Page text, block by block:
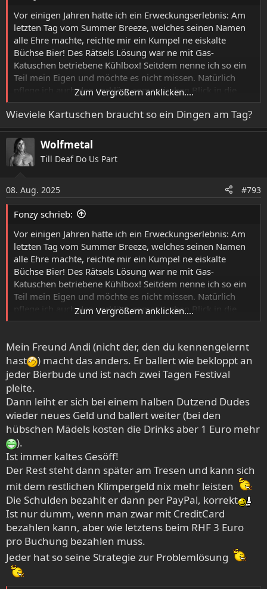
Vor einigen Jahren hatte ich ein Erweckungserlebnis: Am
letzten Tag vom Summer Breeze, welches seinen Namen
alle Ehre machte, reichte mir ein Kumpel ne eiskalte
Büchse Bier! Des Rätsels Lösung war ne mit Gas-
Katuschen betriebene Kühlbox! Seitdem nenne ich so ein
Teil mein Eigen und möchte es nicht missen. Natürlich
pflege ich auch den verklärt- romantischen Blick in die
Vergangenheit, aber auf den Luxus 'immer kaltes Bier'
möchte ich nie und nimmer mehr verzichten!
Zum Vergrößern anklicken....
Wieviele Kartuschen braucht so ein Dingen am Tag?
Wolfmetal
Till Deaf Do Us Part
08. Aug. 2025 #793
Fonzy schrieb:
Vor einigen Jahren hatte ich ein Erweckungserlebnis: Am
letzten Tag vom Summer Breeze, welches seinen Namen
alle Ehre machte, reichte mir ein Kumpel ne eiskalte
Büchse Bier! Des Rätsels Lösung war ne mit Gas-
Katuschen betriebene Kühlbox! Seitdem nenne ich so ein
Teil mein Eigen und möchte es nicht missen. Natürlich
pflege ich auch den verklärt- romantischen Blick in die
Vergangenheit, aber auf den Luxus 'immer kaltes Bier'
Zum Vergrößern anklicken....
Mein Freund Andi (nicht der, den du kennengelernt
hast
) macht das anders. Er ballert wie bekloppt an
jeder Bierbude und ist nach zwei Tagen Festival
pleite.
Dann leiht er sich bei einem halben Dutzend Dudes
wieder neues Geld und ballert weiter (bei den
hübschen Mädels kosten die Drinks aber 1 Euro mehr
).
Ist immer kaltes Gesöff!
Der Rest steht dann später am Tresen und kann sich
mit dem restlichen Klimpergeld nix mehr leisten
Die Schulden bezahlt er dann per PayPal, korrekt
Ist nur dumm, wenn man zwar mit CreditCard
bezahlen kann, aber wie letztens beim RHF 3 Euro
pro Buchung bezahlen muss.
Jeder hat so seine Strategie zur Problemlösung